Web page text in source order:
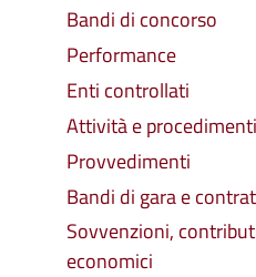
Bandi di concorso
Performance
Enti controllati
Attività e procedimenti
Provvedimenti
Bandi di gara e
Sovvenzioni,
economici